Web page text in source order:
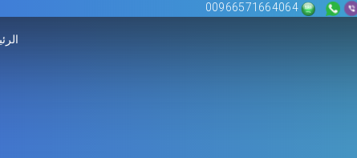
00966571664064